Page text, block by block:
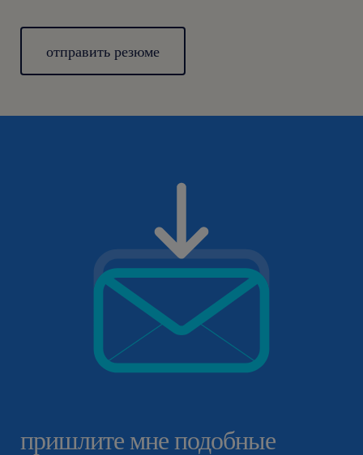
отправить резюме
пришлите мне подобные